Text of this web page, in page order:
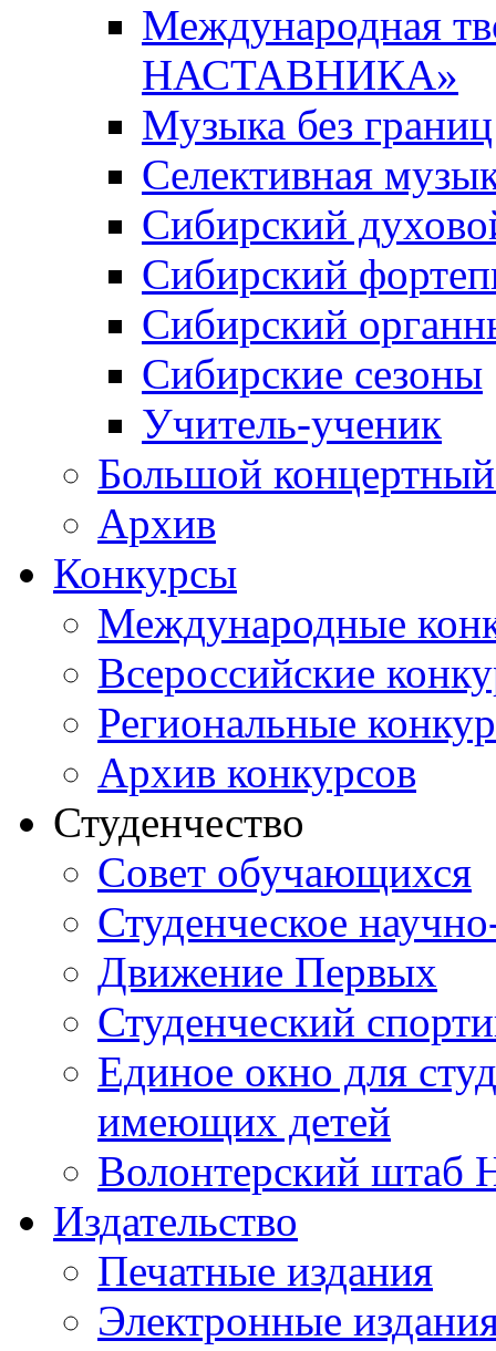
Международная
НАСТАВНИКА»
Музыка без границ
Селективная
Сибирский
Сибирский
Сибирский
Сибирские сезоны
Учитель-ученик
Большой концертный
Архив
Конкурсы
Международные
Всероссийские
Региональные
Архив конкурсов
Студенчество
Совет обучающихся
Студенческое
Движение Первых
Студенческий
Единое окно для
имеющих детей
Волонтерский штаб
Издательство
Печатные издания
Электронные